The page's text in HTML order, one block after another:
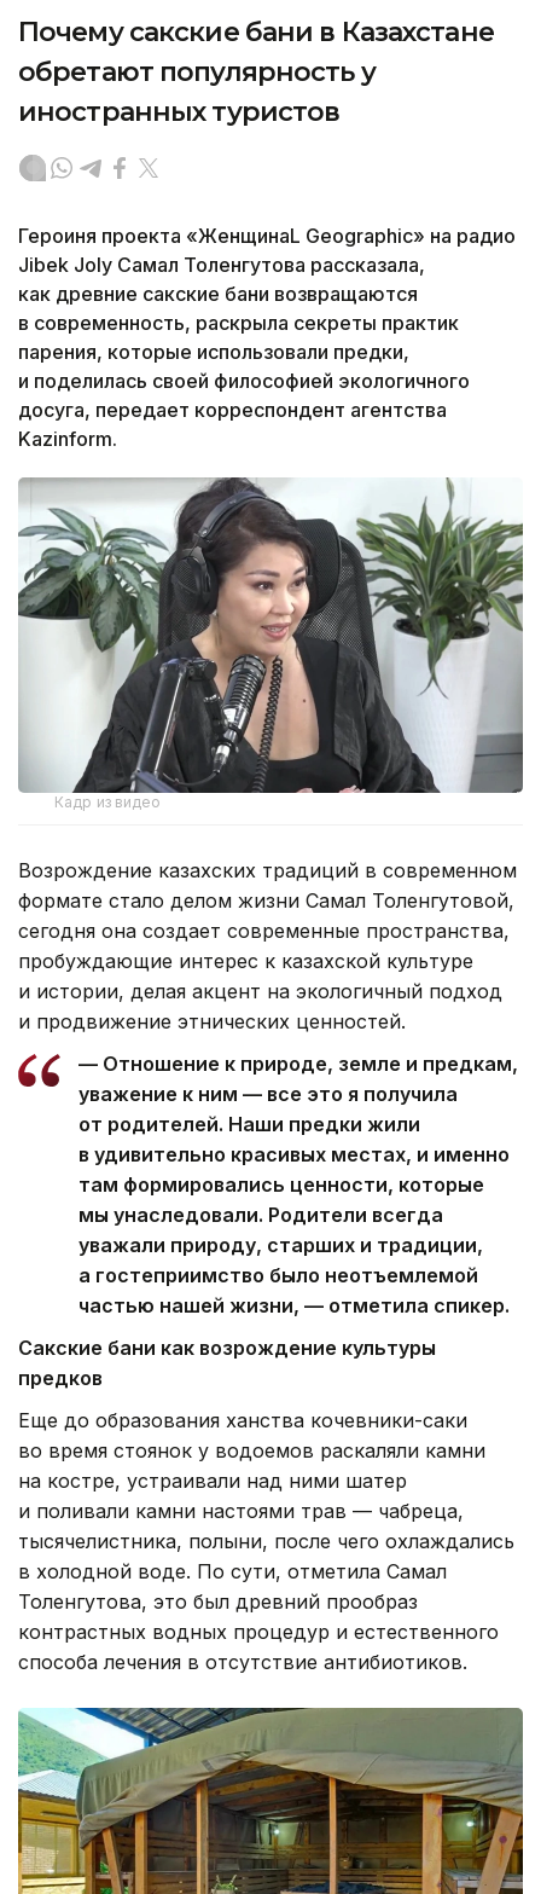
Почему сакские бани в Казахстане
обретают популярность у
иностранных туристов
Героиня проекта «ЖенщинаL Geographic» на радио
Jibek Joly Самал Толенгутова рассказала,
как древние сакские бани возвращаются
в современность, раскрыла секреты практик
парения, которые использовали предки,
и поделилась своей философией экологичного
досуга, передает корреспондент агентства
Kazinform.
Кадр из видео
Возрождение казахских традиций в современном
формате стало делом жизни Самал Толенгутовой,
сегодня она создает современные пространства,
пробуждающие интерес к казахской культуре
и истории, делая акцент на экологичный подход
и продвижение этнических ценностей.
— Отношение к природе, земле и предкам,
уважение к ним — все это я получила
от родителей. Наши предки жили
в удивительно красивых местах, и именно
там формировались ценности, которые
мы унаследовали. Родители всегда
уважали природу, старших и традиции,
а гостеприимство было неотъемлемой
частью нашей жизни, — отметила спикер.
Сакские бани как возрождение культуры
предков
Еще до образования ханства кочевники-саки
во время стоянок у водоемов раскаляли камни
на костре, устраивали над ними шатер
и поливали камни настоями трав — чабреца,
тысячелистника, полыни, после чего охлаждались
в холодной воде. По сути, отметила Самал
Толенгутова, это был древний прообраз
контрастных водных процедур и естественного
способа лечения в отсутствие антибиотиков.